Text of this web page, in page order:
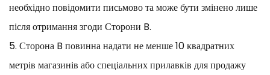
необхідно повідомити письмово та може бути змінено лише
після отримання згоди Сторони B.
5. Сторона B повинна надати не менше 10 квадратних
метрів магазинів або спеціальних прилавків для продажу